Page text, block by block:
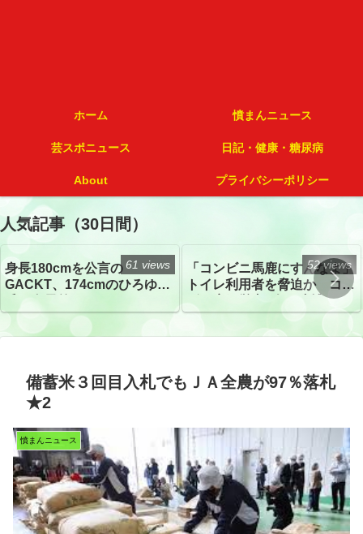
ホーム 憤まんニュース
芸スポニュース 日記・健康・糖尿病
About プライバシーポリシー
人気記事（30日間）
身長180cmを公言の
GACKT、174cmのひろゆき
トざわつき イベントでの写
真が話題
61 views
「コンビニ馬鹿にすんなよ」
トイレ利用者を脅迫か コン
52 views
備蓄米３回目入札でもＪＡ全農が97％落札
★2
憤まんニュース